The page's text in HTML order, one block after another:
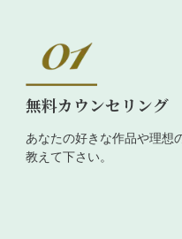
無料カウンセリング
あなたの好きな作品や理想
教えて下さい。